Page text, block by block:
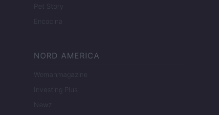
Pet Story
Encocina
NORD AMERICA
Womanmagazine
Investing Plus
Newz